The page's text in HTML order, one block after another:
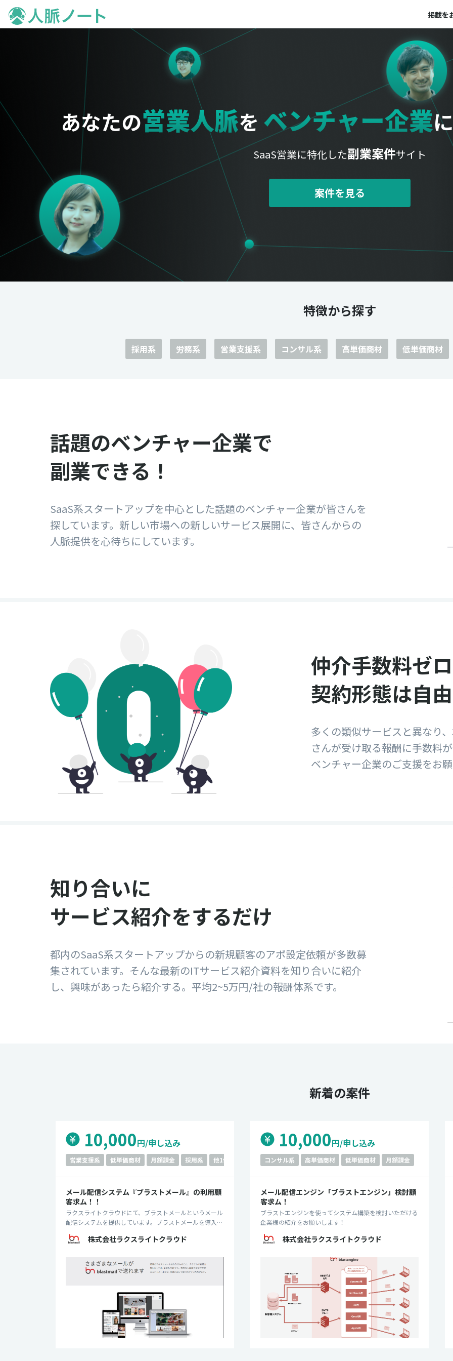
掲載を
あなたの営業人脈を ベンチャー企業に
SaaS営業に特化した副業案件サイト
案件を見る
特徴から探す
採用系 労務系 営業支援系 コンサル系 高単価商材 低単価商材
話題のベンチャー企業で
副業できる！
SaaS系スタートアップを中心とした話題のベンチャー企業が皆さんを
探しています。新しい市場への新しいサービス展開に、皆さんからの
人脈提供を心待ちにしています。
仲介手数料ゼ
契約形態は自
多くの類似サービスと異なり
さんが受け取る報酬に手数料
ベンチャー企業のご支援をお
知り合いに
サービス紹介をするだけ
都内のSaaS系スタートアップからの新規顧客のアポ設定依頼が多数募
集されています。そんな最新のITサービス紹介資料を知り合いに紹介
し、興味があったら紹介する。平均2~5万円/社の報酬体系です。
新着の案件
10,000円/申し込み
営業支援系 低単価商材 月額課金 採用系 他1件
メール配信システム『ブラストメール』の利用顧
客求ム！！
ラクスライトクラウドにて、ブラストメールというメール
配信システムを提供しています。ブラストメールを導入頂
とシナジーがある企業のご紹介も大歓迎です！
株式会社ラクスライトクラウド
10,000円/申し込み
コンサル系 高単価商材 低単価商材 月額課金
メール配信エンジン「ブラストエンジン」検討顧
客求ム！
ブラストエンジンを使ってシステム構築を検討いただける
企業様の紹介をお願いします！
株式会社ラクスライトクラウド